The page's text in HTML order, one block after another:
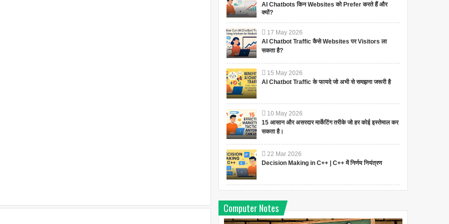
AI Chatbots किन Websites को Prefer करते हैं और
क्यों?
17 May 2026
AI Chatbot Traffic कैसे Websites पर Visitors ला
सकता है?
15 May 2026
AI Chatbot Traffic के फायदे जो अभी से समझना जरूरी है
10 May 2026
15 आसान और असरदार मार्केटिंग तरीके जो हर कोई इस्तेमाल कर
सकता है।
22 Mar 2026
Decision Making in C++ | C++ में निर्णय नियंत्रण
Computer Notes